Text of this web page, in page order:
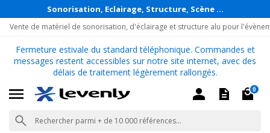
Sonorisation, Eclairage, Structure, Scène ...
Vente de matériel de sonorisation, d'éclairage et structure alu pour
Fermeture estivale du standard téléphonique. Commandes et
messages restent accessibles sur notre site internet, avec des
délais de traitement légèrement rallongés.
0